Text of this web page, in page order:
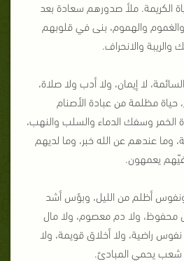
الكريمة. ملأ صدورهم سعادة بعد
والهموم، بنى في قلوبهم
والانحراف.
لا إيمان، ولا أدب ولا صلاة،
حياة مظلمة من عبادة الأصنام
الخمر وسفك الدماء والسلب والنهب،
وما عندهم عن الله خبر، وما لديهم
غيّهم يعمهون.
أظلم من الليل، وبؤس أشد
محفوظ، ولا دم معصوم، ولا مال
راضية، ولا أخلاق قويمة، ولا
شعب يحمي المبادئ.